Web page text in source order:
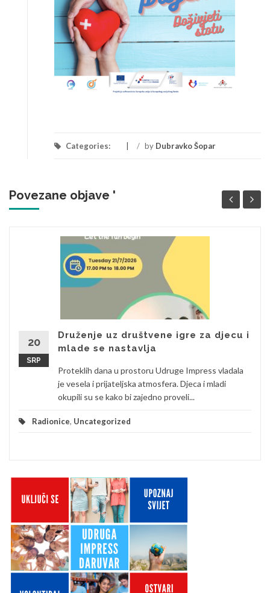
Categories: / by Dubravko Šopar
Povezane objave '
20
SRP
Druženje uz društvene igre za djecu i
mlade se nastavlja
Proteklih dana u prostoru Udruge Impress vladala
je vesela i prijateljska atmosfera. Djeca i mladi
okupili su se kako bi zajedno proveli...
Radionice, Uncategorized